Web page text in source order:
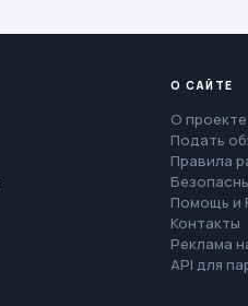
О САЙТЕ
О проекте
Подать
Правила
Помощь и
Контакты
Реклама
API для